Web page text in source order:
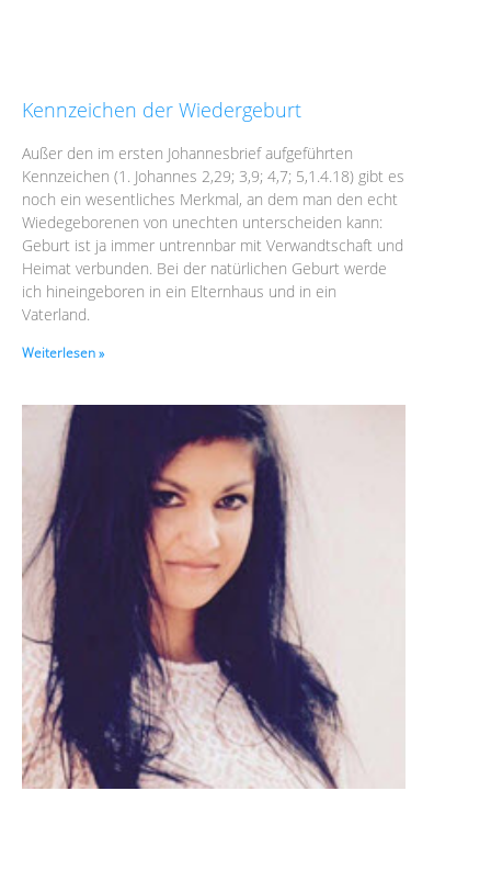
Kennzeichen der Wiedergeburt
Außer den im ersten Johannesbrief aufgeführten
Kennzeichen (1. Johannes 2,29; 3,9; 4,7; 5,1.4.18) gibt es
noch ein wesentliches Merkmal, an dem man den echt
Wiedegeborenen von unechten unterscheiden kann:
Geburt ist ja immer untrennbar mit Verwandtschaft und
Heimat verbunden. Bei der natürlichen Geburt werde
ich hineingeboren in ein Elternhaus und in ein
Vaterland.
Weiterlesen »